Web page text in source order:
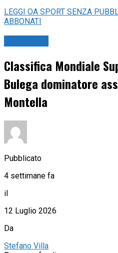
LEGGI OA SPORT SENZA
ABBONATI
Classifica Mondiale
Bulega dominatore
Montella
Pubblicato
4 settimane fa
il
12 Luglio 2026
Da
Stefano Villa